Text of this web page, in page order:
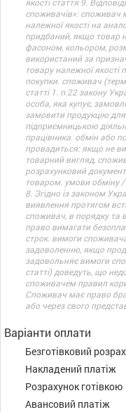
споживачів»: споживач
належної якості на
придбаний, якщо товар
фасоном, кольором,
використаний за
товару належної
покупки. споживач
статті 1. п.22 закону
особа, яка купує,
замовити продукцію для
підприємницькою
працівника. обмін або
провадиться: якщо не
товарний вигляд,
розрахунковий
товаром. умови обміну /
8. Згідно із законом
виявлення протягом
споживач, в порядку та
право вимагати
строк. вимоги
задоволенню, якщо
задовольняє вимоги
статті) доведуть, що
споживачем правил
Споживач має право
або через свого
Варіанти оплати
Безготівковий
Накладений платіж
Розрахунок готівкою
Авансовий платіж